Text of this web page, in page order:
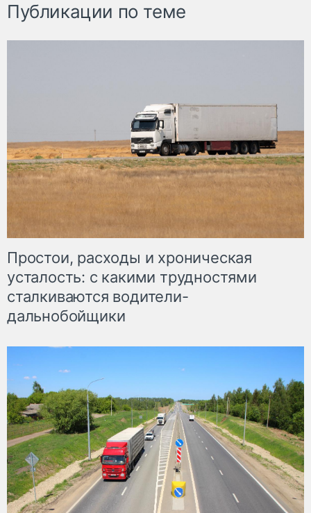
Публикации по теме
Простои, расходы и хроническая
усталость: с какими трудностями
сталкиваются водители-
дальнобойщики